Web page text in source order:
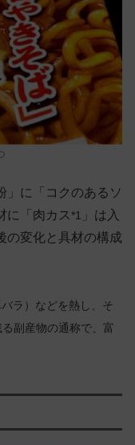
」に「コクのあるソ
に「肉カス *1 」は入
の変化と具材の構成
ラ）などを熱し、そ
副産物の通称で、富